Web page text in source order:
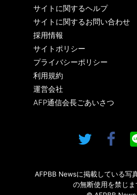
サイトに関するヘルプ
サイトに関するお問い合わせ
採用情報
サイトポリシー
プライバシーポリシー
利用規約
運営会社
AFP通信会長ごあいさつ
AFPBB Newsに掲載している写
の無断使用を禁じま